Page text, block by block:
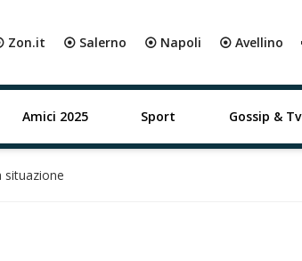
Zon.it ⦿ Salerno ⦿ Napoli ⦿ Avellino
Amici 2025 Sport Gossip & Tv
situazione